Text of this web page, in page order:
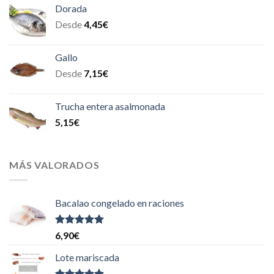
Dorada
Desde4,45€
Gallo
Desde 7,15€
Trucha entera asalmonada
5,15€
MÁS VALORADOS
Bacalao congelado en raciones
Valorado
con
5
6,90€
Lote mariscada